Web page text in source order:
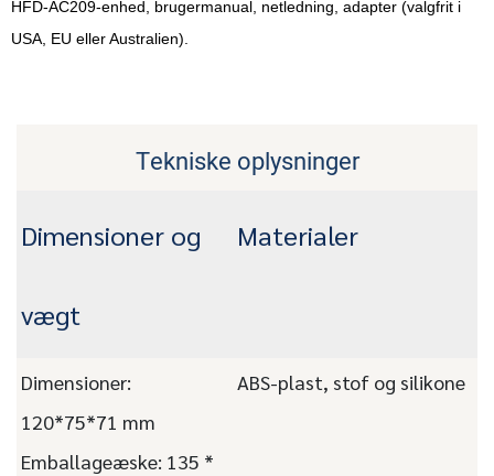
HFD-AC209-enhed, brugermanual, netledning, adapter (valgfrit i
USA, EU eller Australien).
Tekniske oplysninger
Dimensioner og
vægt
Materialer
Dimensioner:
120*75*71 mm
Emballageæske: 135 *
ABS-plast, stof og silikone